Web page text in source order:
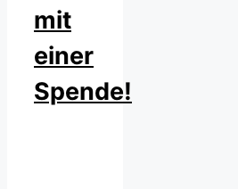
mit
einer
Spende!